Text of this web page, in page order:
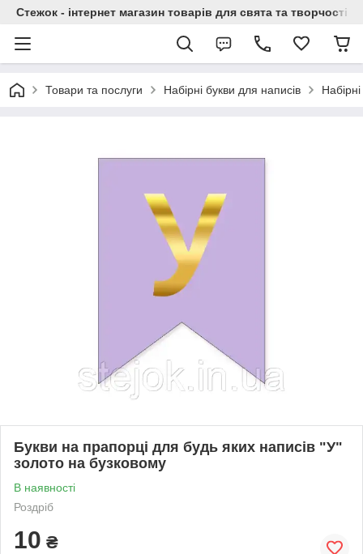
Стежок - інтернет магазин товарів для свята та творчості
Товари та послуги Набірні букви для написів
Букви на прапорці для будь яких написів "У"
золото на бузковому
В наявності
Роздріб
10 ₴